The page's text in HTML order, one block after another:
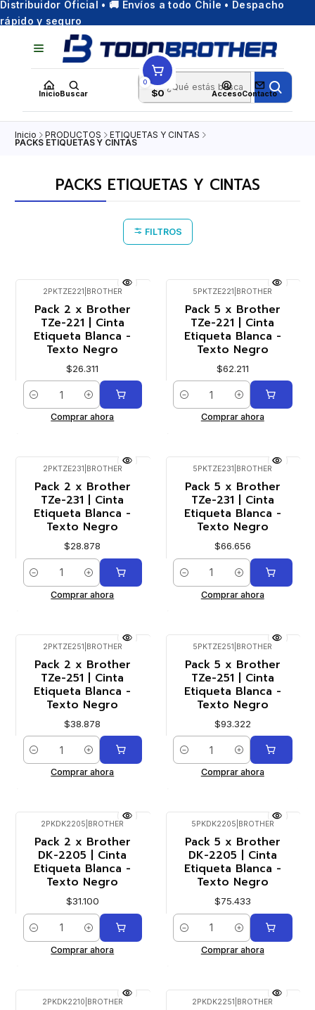
Distribuidor Oficial • 🚚 Envíos a todo Chile • Despacho
rápido y seguro
InicioBuscar
0
$0 AccesoContacto
Inicio PRODUCTOS ETIQUETAS Y CINTAS
PACKS ETIQUETAS Y CINTAS
PACKS ETIQUETAS Y CINTAS
FILTROS
2PKTZE221 BROTHER
Pack 2 x Brother
TZe-221 | Cinta
Etiqueta Blanca -
Texto Negro
$26.311
Cantidad
Comprar ahora
5PKTZE221 BROTHER
Pack 5 x Brother
TZe-221 | Cinta
Etiqueta Blanca -
Texto Negro
$62.211
Cantidad
Comprar ahora
2PKTZE231 BROTHER
Pack 2 x Brother
TZe-231 | Cinta
Etiqueta Blanca -
Texto Negro
$28.878
Cantidad
Comprar ahora
5PKTZE231 BROTHER
Pack 5 x Brother
TZe-231 | Cinta
Etiqueta Blanca -
Texto Negro
$66.656
Cantidad
Comprar ahora
2PKTZE251 BROTHER
Pack 2 x Brother
TZe-251 | Cinta
Etiqueta Blanca -
Texto Negro
$38.878
Cantidad
Comprar ahora
5PKTZE251 BROTHER
Pack 5 x Brother
TZe-251 | Cinta
Etiqueta Blanca -
Texto Negro
$93.322
Cantidad
Comprar ahora
2PKDK2205 BROTHER
Pack 2 x Brother
DK-2205 | Cinta
Etiqueta Blanca -
Texto Negro
$31.100
Cantidad
Comprar ahora
5PKDK2205 BROTHER
Pack 5 x Brother
DK-2205 | Cinta
Etiqueta Blanca -
Texto Negro
$75.433
Cantidad
Comprar ahora
2PKDK2210 BROTHER 2PKDK2251 BROTHER